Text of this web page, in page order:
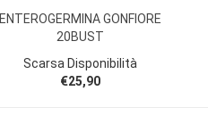
ENTEROGERMINA GONFIORE
20BUST
Scarsa Disponibilità
€25,90